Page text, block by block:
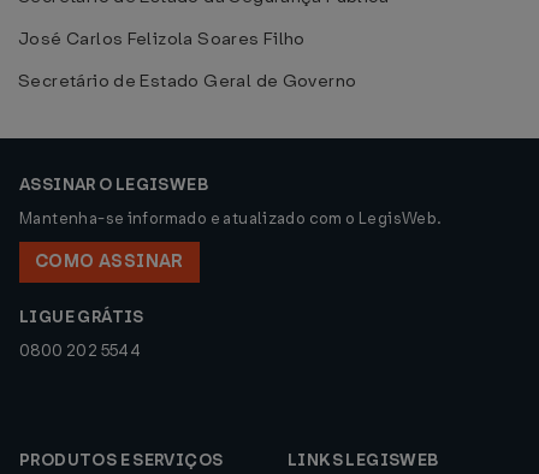
José Carlos Felizola Soares Filho
Secretário de Estado Geral de Governo
ASSINAR O LEGISWEB
Mantenha-se informado e atualizado com o LegisWeb.
COMO ASSINAR
LIGUE GRÁTIS
0800 202 5544
PRODUTOS E SERVIÇOS
LINKS LEGISWEB